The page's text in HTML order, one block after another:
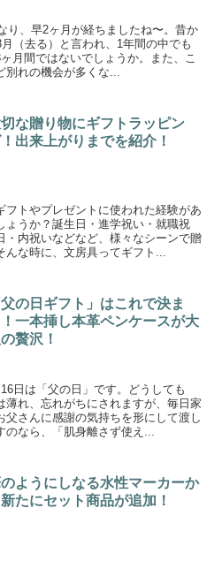
り、早2ヶ月が経ちましたね〜。昔か
（去る）と言われ、1年間の中でも
月間ではないでしょうか。また、こ
別れの機会が多くな...
な贈り物にギフトラッピン
出来上がりまでを紹介！
フトやプレゼントに使われた経験があ
ょうか？誕生日・進学祝い・就職祝
・内祝いなどなど、様々なシーンで贈
な時に、文房具ってギフト...
父の日ギフト」はこれで決ま
！一本挿し本革ペンケースが大
贅沢！
日は「父の日」です。どうしても
薄れ、忘れがちにされますが、毎日家
さんに感謝の気持ちを形にして渡し
なら、「肌身離さず使え...
ようにしなる水性マーカーか
たにセット商品が追加！